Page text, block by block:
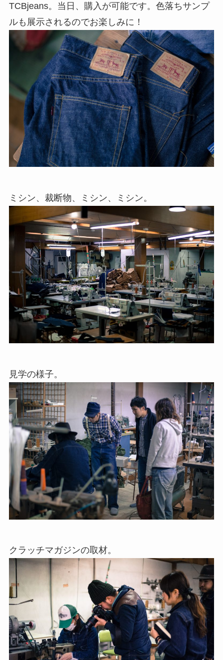
TCBjeans。当日、購入が可能です。色落ちサンプ
ルも展示されるのでお楽しみに！
ミシン、裁断物、ミシン、ミシン。
見学の様子。
クラッチマガジンの取材。